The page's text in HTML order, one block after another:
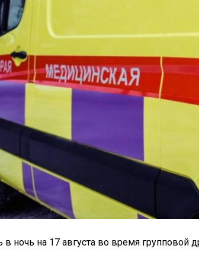
в ночь на 17 августа во время групповой